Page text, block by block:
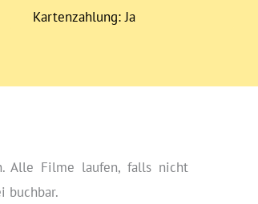
Kartenzahlung: Ja
Alle Filme laufen, falls nicht
buchbar.